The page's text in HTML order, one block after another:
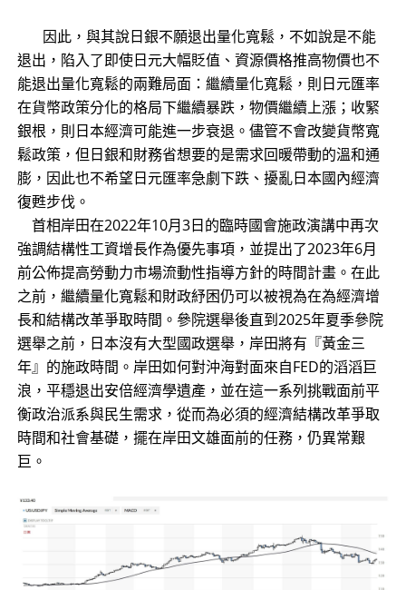
因此，與其說日銀不願退出量化寬鬆，不如說是不能
退出，陷入了即使日元大幅貶值、資源價格推高物價也不
能退出量化寬鬆的兩難局面：繼續量化寬鬆，則日元匯率
在貨幣政策分化的格局下繼續暴跌，物價繼續上漲；收緊
銀根，則日本經濟可能進一步衰退。儘管不會改變貨幣寬
鬆政策，但日銀和財務省想要的是需求回暖帶動的溫和通
膨，因此也不希望日元匯率急劇下跌、擾亂日本國內經濟
復甦步伐。
首相岸田在2022年10月3日的臨時國會施政演講中再次
強調結構性工資增長作為優先事項，並提出了2023年6月
前公佈提高勞動力市場流動性指導方針的時間計畫。在此
之前，繼續量化寬鬆和財政紓困仍可以被視為在為經濟增
長和結構改革爭取時間。參院選舉後直到2025年夏季參院
選舉之前，日本沒有大型國政選舉，岸田將有『黃金三
年』的施政時間。岸田如何對沖海對面來自FED的滔滔巨
浪，平穩退出安倍經濟學遺產，並在這一系列挑戰面前平
衡政治派系與民生需求，從而為必須的經濟結構改革爭取
時間和社會基礎，擺在岸田文雄面前的任務，仍異常艱
巨。